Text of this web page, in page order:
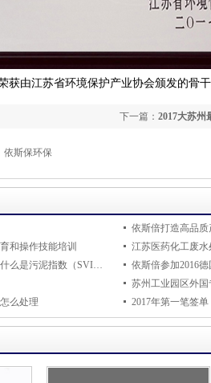
获由江苏省环境保护产业协会颁发的骨
下一篇： 2017大苏州
依斯保环保
依斯倍打造高品
和操作技能培训
苏州污水处理公司带您了解什么是污泥指数（SVI）？
依斯倍参加2016
苏州工业园区外
么处理